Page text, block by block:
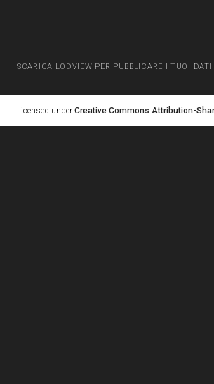
SCARICA LODVIEW PER PUBBLICARE I TUOI DATI
Licensed under Creative Commons Attribution-